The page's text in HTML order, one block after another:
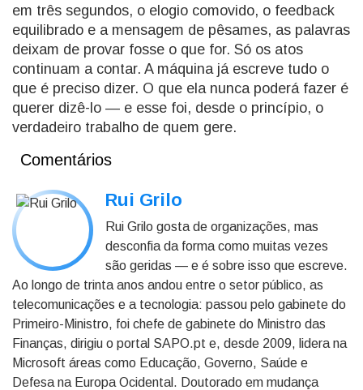
em três segundos, o elogio comovido, o feedback
equilibrado e a mensagem de pêsames, as palavras
deixam de provar fosse o que for. Só os atos
continuam a contar. A máquina já escreve tudo o
que é preciso dizer. O que ela nunca poderá fazer é
querer dizê-lo — e esse foi, desde o princípio, o
verdadeiro trabalho de quem gere.
Comentários
Rui Grilo
Rui Grilo gosta de organizações, mas
desconfia da forma como muitas vezes
são geridas — e é sobre isso que escreve.
Ao longo de trinta anos andou entre o setor público, as
telecomunicações e a tecnologia: passou pelo gabinete do
Primeiro-Ministro, foi chefe de gabinete do Ministro das
Finanças, dirigiu o portal SAPO.pt e, desde 2009, lidera na
Microsoft áreas como Educação, Governo, Saúde e
Defesa na Europa Ocidental. Doutorado em mudança